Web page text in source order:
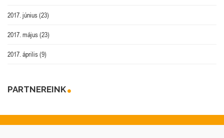
2017. június(23)
2017. május(23)
2017. április(9)
PARTNEREINK